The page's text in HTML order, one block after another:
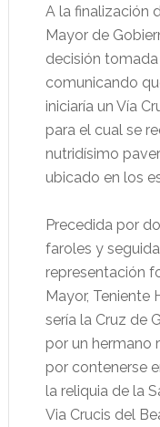
A la finalización
Mayor de
decisión
comunicando
iniciaría un Vía
para el cual se
nutridísimo
ubicado en los
Precedida por
faroles y
representación
Mayor, Teniente
sería la Cruz de
por un hermano
por contenerse
la reliquia de la
Via Crucis del